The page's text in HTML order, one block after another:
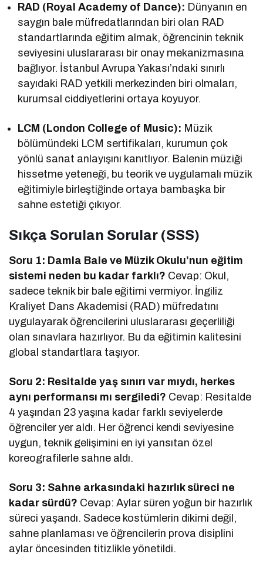
RAD (Royal Academy of Dance): Dünyanın en
saygın bale müfredatlarından biri olan RAD
standartlarında eğitim almak, öğrencinin teknik
seviyesini uluslararası bir onay mekanizmasına
bağlıyor. İstanbul Avrupa Yakası’ndaki sınırlı
sayıdaki RAD yetkili merkezinden biri olmaları,
kurumsal ciddiyetlerini ortaya koyuyor.
LCM (London College of Music): Müzik
bölümündeki LCM sertifikaları, kurumun çok
yönlü sanat anlayışını kanıtlıyor. Balenin müziği
hissetme yeteneği, bu teorik ve uygulamalı müzik
eğitimiyle birleştiğinde ortaya bambaşka bir
sahne estetiği çıkıyor.
Sıkça Sorulan Sorular (SSS)
Soru 1: Damla Bale ve Müzik Okulu’nun eğitim
sistemi neden bu kadar farklı? Cevap: Okul,
sadece teknik bir bale eğitimi vermiyor. İngiliz
Kraliyet Dans Akademisi (RAD) müfredatını
uygulayarak öğrencilerini uluslararası geçerliliği
olan sınavlara hazırlıyor. Bu da eğitimin kalitesini
global standartlara taşıyor.
Soru 2: Resitalde yaş sınırı var mıydı, herkes
aynı performansı mı sergiledi? Cevap: Resitalde
4 yaşından 23 yaşına kadar farklı seviyelerde
öğrenciler yer aldı. Her öğrenci kendi seviyesine
uygun, teknik gelişimini en iyi yansıtan özel
koreografilerle sahne aldı.
Soru 3: Sahne arkasındaki hazırlık süreci ne
kadar sürdü? Cevap: Aylar süren yoğun bir hazırlık
süreci yaşandı. Sadece kostümlerin dikimi değil,
sahne planlaması ve öğrencilerin prova disiplini
aylar öncesinden titizlikle yönetildi.